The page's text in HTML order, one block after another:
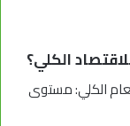
الكلي؟
الكلي: مستوى